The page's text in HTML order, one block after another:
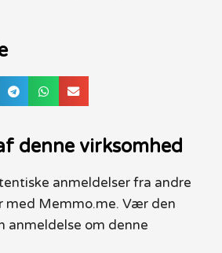
denne virksomhed
anmeldelser fra andre
med Memmo.me. Vær den
anmeldelse om denne